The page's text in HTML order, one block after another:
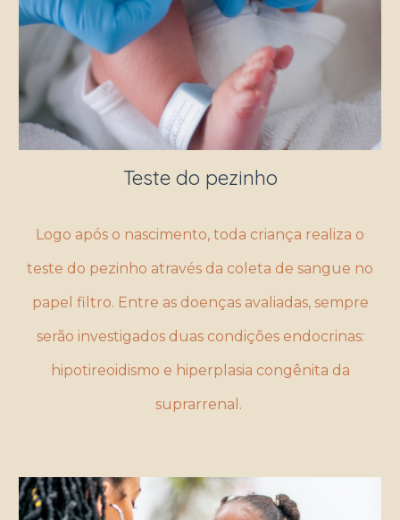
Teste do pezinho
Logo após o nascimento, toda criança realiza o
teste do pezinho através da coleta de sangue no
papel filtro. Entre as doenças avaliadas, sempre
serão investigados duas condições endocrinas:
hipotireoidismo e hiperplasia congênita da
suprarrenal.